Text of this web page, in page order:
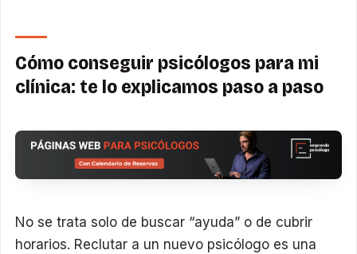
Cómo conseguir psicólogos para mi
clínica: te lo explicamos paso a paso
No se trata solo de buscar “ayuda” o de cubrir
horarios. Reclutar a un nuevo psicólogo es una